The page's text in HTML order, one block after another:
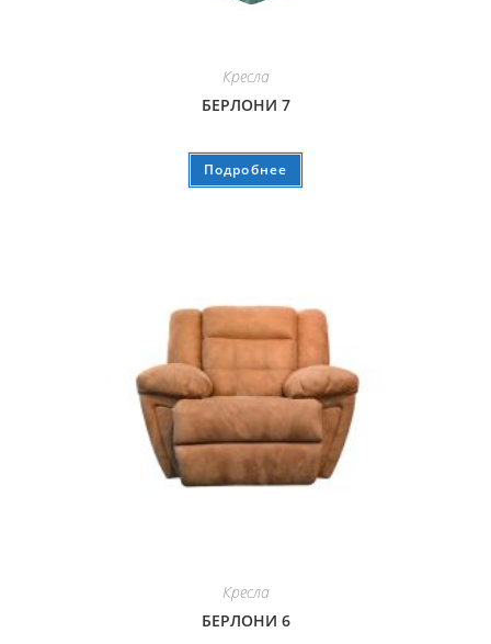
Кресла
БЕРЛОНИ 7
Подробнее
Кресла
БЕРЛОНИ 6